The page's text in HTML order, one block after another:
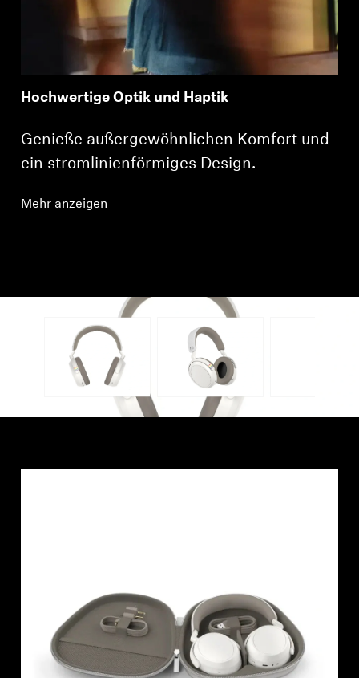
Hochwertige Optik und Haptik
Genieße außergewöhnlichen Komfort und
ein stromlinienförmiges Design.
Mehr anzeigen